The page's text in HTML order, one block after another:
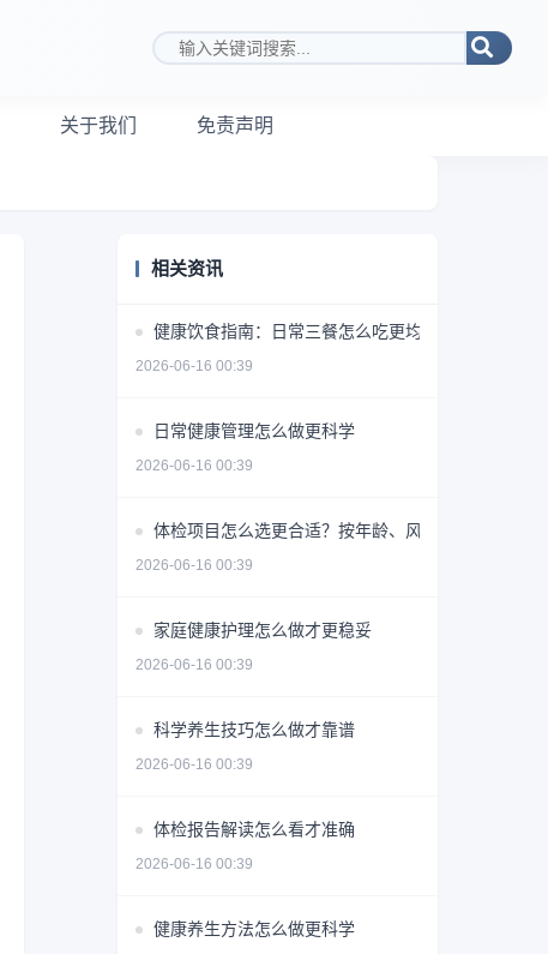
搜索关键词
关于我们 免责声明
相关资讯
健康饮食指南：日常三餐怎么吃更均衡
2026-06-16 00:39
日常健康管理怎么做更科学
2026-06-16 00:39
体检项目怎么选更合适？按年龄、风险和需求做判断
2026-06-16 00:39
家庭健康护理怎么做才更稳妥
2026-06-16 00:39
科学养生技巧怎么做才靠谱
2026-06-16 00:39
体检报告解读怎么看才准确
2026-06-16 00:39
健康养生方法怎么做更科学